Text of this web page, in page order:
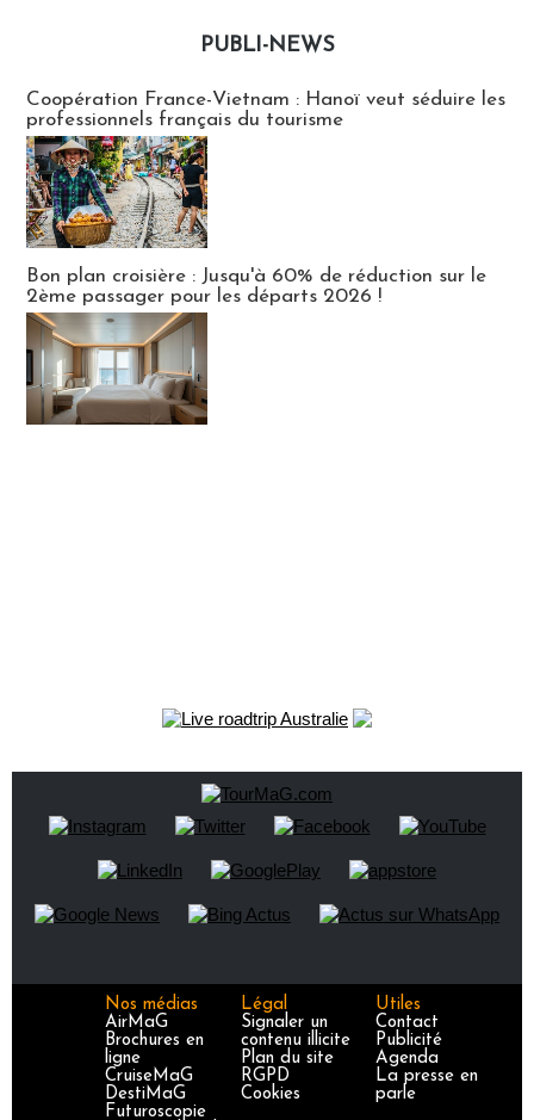
PUBLI-NEWS
Coopération France-Vietnam : Hanoï veut séduire les
professionnels français du tourisme
Bon plan croisière : Jusqu'à 60% de réduction sur le
2ème passager pour les départs 2026 !
Nos médias
AirMaG
Brochures en
ligne
CruiseMaG
DestiMaG
Futuroscopie
Légal
Signaler un
contenu illicite
Plan du site
RGPD
Cookies
Utiles
Contact
Publicité
Agenda
La presse en
parle